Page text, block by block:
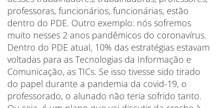
professoras, funcionários, funcionárias, estão
dentro do PDE. Outro exemplo: nós sofremos
muito nesses 2 anos pandêmicos do coronavírus.
Dentro do PDE atual, 10% das estratégias estavam
voltadas para as Tecnologias da Informação e
Comunicação, as TICs. Se isso tivesse sido tirado
do papel durante a pandemia da covid-19, o
professorado, o alunado não teria sofrido tanto.